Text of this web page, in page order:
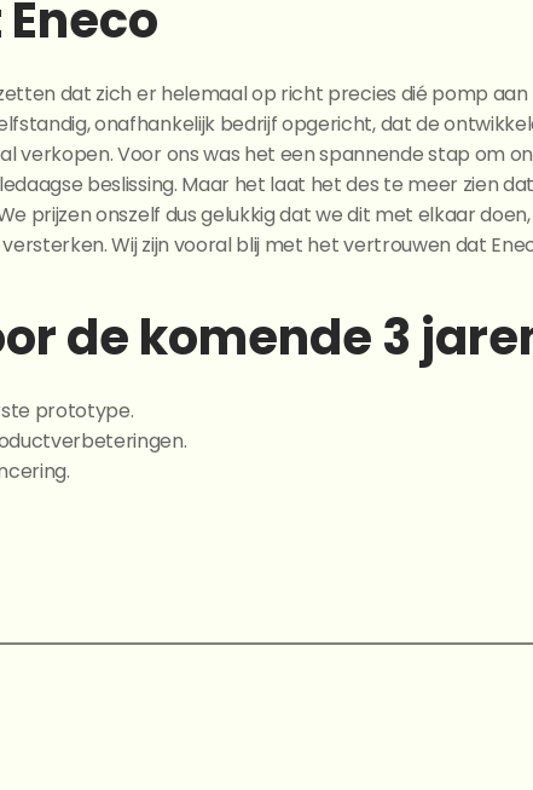
dat zich er helemaal op richt precies dié pomp
onafhankelijk bedrijf opgericht, dat de
verkopen. Voor ons was het een spannende stap om
beslissing. Maar het laat het des te meer zien
prijzen onszelf dus gelukkig dat we dit met elkaar
Wij zijn vooral blij met het vertrouwen dat
de komende 3
prototype.